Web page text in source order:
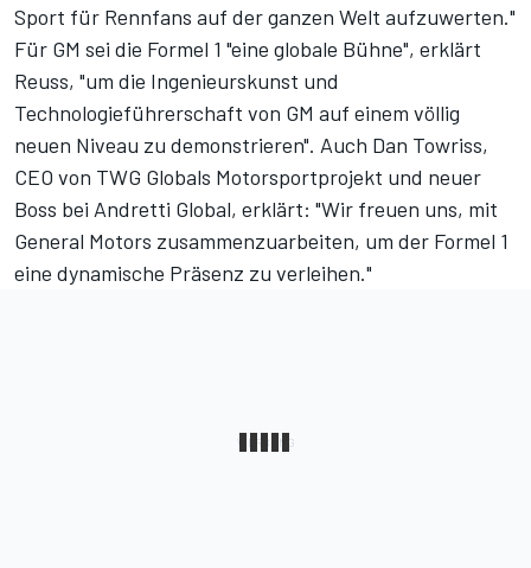
Sport für Rennfans auf der ganzen Welt aufzuwerten."
Für GM sei die Formel 1 "eine globale Bühne", erklärt
Reuss, "um die Ingenieurskunst und
Technologieführerschaft von GM auf einem völlig
neuen Niveau zu demonstrieren". Auch Dan Towriss,
CEO von TWG Globals Motorsportprojekt und neuer
Boss bei Andretti Global, erklärt: "Wir freuen uns, mit
General Motors zusammenzuarbeiten, um der Formel 1
eine dynamische Präsenz zu verleihen."